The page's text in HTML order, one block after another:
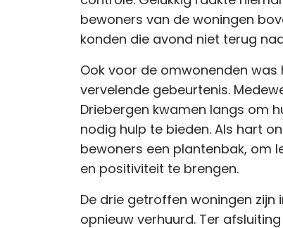
bewoners van de woningen
konden die avond niet terug
Ook voor de omwonenden was
vervelende gebeurtenis.
Driebergen kwamen langs om
nodig hulp te bieden. Als hart
bewoners een plantenbak, om
en positiviteit te brengen.
De drie getroffen woningen zijn
opnieuw verhuurd. Ter